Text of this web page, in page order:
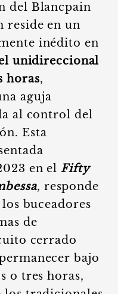
del Blancpain
reside en un
inédito en
unidireccional
horas,
aguja
al control del
Esta
en elFifty
, responde
buceadores
de
cerrado
bajo
o tres horas,